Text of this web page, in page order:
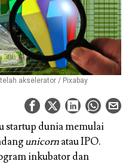
akselerator / Pixabay
startup dunia memulai
unicornatau IPO.
inkubator dan